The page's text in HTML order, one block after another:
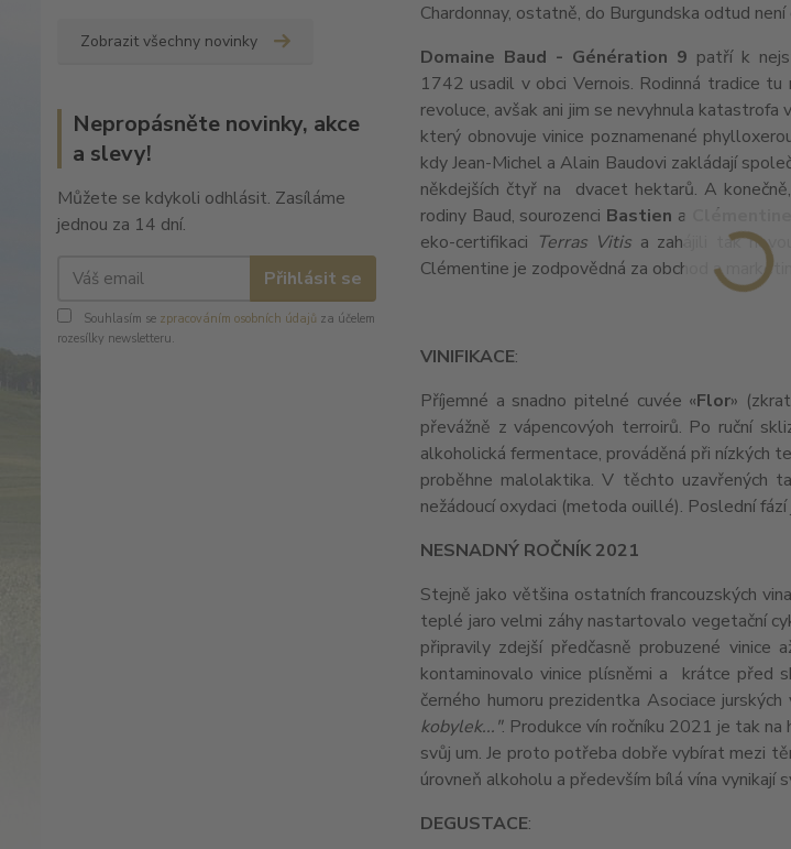
Zobrazit všechny novinky
Nepropásněte novinky, akce
a slevy!
Můžete se kdykoli odhlásit. Zasíláme
jednou za 14 dní.
Přihlásit se
Souhlasím se zpracováním osobních údajů za účelem
rozesílky newsletteru.
Chardonnay, ostatně, do Burgundska odtud není
Domaine Baud - Génération 9 patří k
1742 usadil v obci Vernois. Rodinná tradice
revoluce, avšak ani jim se nevyhnula
který obnovuje vinice poznamenané
kdy Jean-Michel a Alain Baudovi zakládají
někdejších čtyř na dvacet hektarů. A
rodiny Baud, sourozenci Bastien a Clémentine
eko-certifikaci Terras Vitis a zahájili tak
Clémentine je zodpovědná za obchod a
VINIFIKACE:
Příjemné a snadno pitelné cuvée «Flor»
převážně z vápencovýoh terroirů. Po ruční
alkoholická fermentace, prováděná při nízkých
proběhne malolaktika. V těchto uzavřených
nežádoucí oxydaci (metoda ouillé). Poslední
NESNADNÝ ROČNÍK 2021
Stejně jako většina ostatních francouzských
teplé jaro velmi záhy nastartovalo vegetační
připravily zdejší předčasně probuzené
kontaminovalo vinice plísněmi a krátce před
černého humoru prezidentka Asociace
kobylek...". Produkce vín ročníku 2021 je tak
svůj um. Je proto potřeba dobře vybírat mezi
úrovneň alkoholu a především bílá vína vynikají
DEGUSTACE: